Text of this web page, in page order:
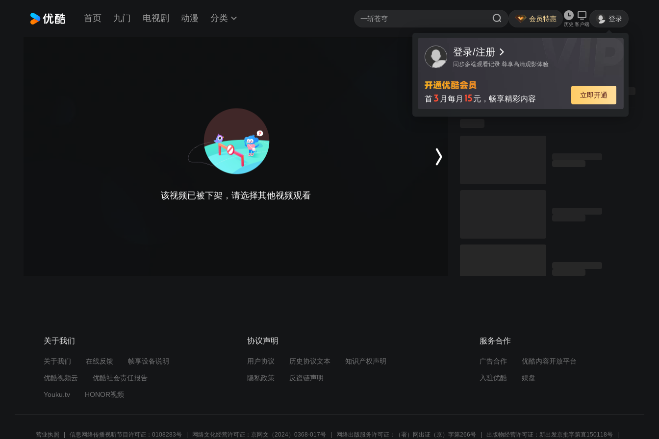
首页 九门 电视剧 动漫 分类 会员特惠
历史 客户端
登录
登录/注册
同步多端观看记录 尊享高清观影体验
首3 月每月 15元，畅享精彩内容 立即开通
该视频已被下架，请选择其他视频观看
关于我们
关于我们 在线反馈 帧享设备说明
优酷视频云 优酷社会责任报告
Youku.tv HONOR视频
协议声明
用户协议 历史协议文本 知识产权声明
隐私政策 反盗链声明
服务合作
广告合作 优酷内容开放平台
入驻优酷 娱盘
营业执照 信息网络传播视听节目许可证：0108283号 网络文化经营许可证：京网文（2024）0368-017号 网络出版服务许可证：（署）网出证（京）字第266号 出版物经营许可证：新出发京批字第直150118号